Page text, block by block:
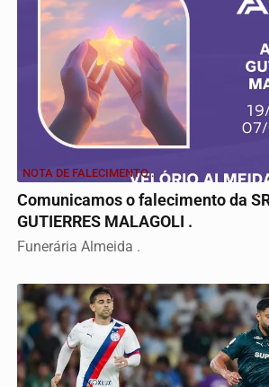
NOTA DE FALECIMENTO .
Comunicamos o falecimento da
GUTIERRES MALAGOLI .
Funerária Almeida .